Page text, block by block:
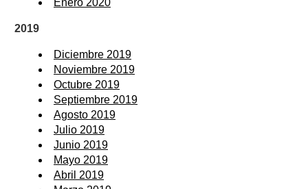
2019
Diciembre 2019
Noviembre 2019
Octubre 2019
Septiembre 2019
Agosto 2019
Julio 2019
Junio 2019
Mayo 2019
Abril 2019